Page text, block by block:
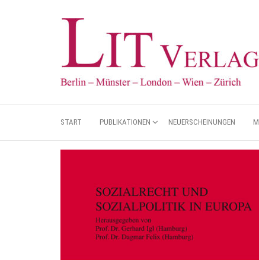
START PUBLIKATIONEN NEUERSCHEINUNGEN